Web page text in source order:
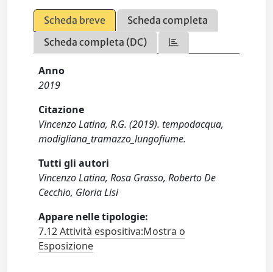
Scheda breve
Scheda completa
Scheda completa (DC)
Anno
2019
Citazione
Vincenzo Latina, R.G. (2019). tempodacqua,
modigliana_tramazzo_lungofiume.
Tutti gli autori
Vincenzo Latina, Rosa Grasso, Roberto De
Cecchio, Gloria Lisi
Appare nelle tipologie:
7.12 Attività espositiva:Mostra o
Esposizione